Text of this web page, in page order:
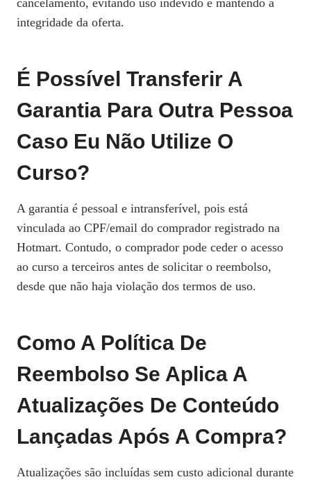
cancelamento, evitando uso indevido e mantendo a
integridade da oferta.
É Possível Transferir A
Garantia Para Outra Pessoa
Caso Eu Não Utilize O
Curso?
A garantia é pessoal e intransferível, pois está
vinculada ao CPF/email do comprador registrado na
Hotmart. Contudo, o comprador pode ceder o acesso
ao curso a terceiros antes de solicitar o reembolso,
desde que não haja violação dos termos de uso.
Como A Política De
Reembolso Se Aplica A
Atualizações De Conteúdo
Lançadas Após A Compra?
Atualizações são incluídas sem custo adicional durante